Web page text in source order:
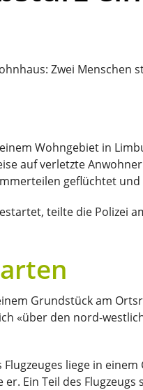
Zwei
Wohngebiet in
auf verletzte
geflüchtet und
teilte die Polizei
Grundstück am
«über den nord-
liege in
Ein Teil des